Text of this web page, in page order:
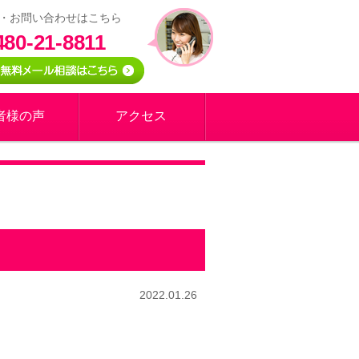
お問い合わせはこちら
21-8811
様の声 アクセス
2022.01.26